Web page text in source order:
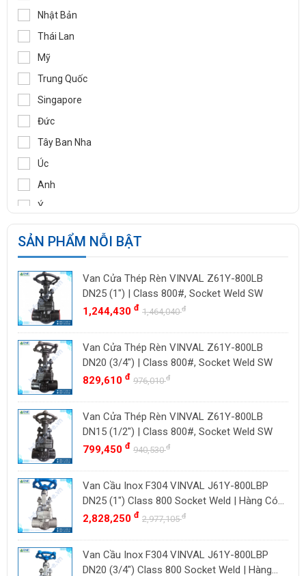
DIDTEK
RITAG
GASSO
SAMYANG
TOZEN
PEKOS
VINVAL
AZBIL
BROADY
OCV
SIRCA
BESA
BAODI
TLV
ZENNER
DOUGLAS
LESER
VENN
YOSHITAKE
KITZ
DK VALVE
TIGER
HD FIRE
ETM
TAMAKI
ASAHI
Nhật Bản
Thái Lan
Mỹ
Trung Quốc
Singapore
Đức
Tây Ban Nha
Úc
Anh
Ý
Pháp
Ấn Độ
Indonesia
Malaysia
Đài Loan
Việt Nam
Thụy Sĩ
Ba Lan
SẢN PHẨM NỖI BẬT
Van Cửa Thép Rèn VINVAL Z61Y-800LB
DN25 (1") | Class 800#, Socket Weld SW
1,244,430 đ 1,464,040đ
Van Cửa Thép Rèn VINVAL Z61Y-800LB
DN20 (3/4") | Class 800#, Socket Weld SW
829,610 đ 976,010đ
Van Cửa Thép Rèn VINVAL Z61Y-800LB
DN15 (1/2") | Class 800#, Socket Weld SW
799,450 đ 940,530đ
Van Cầu Inox F304 VINVAL J61Y-800LBP
DN25 (1") Class 800 Socket Weld | Hàng Có
Sẵn
2,828,250 đ 2,977,105đ
Van Cầu Inox F304 VINVAL J61Y-800LBP
DN20 (3/4") Class 800 Socket Weld | Hàng